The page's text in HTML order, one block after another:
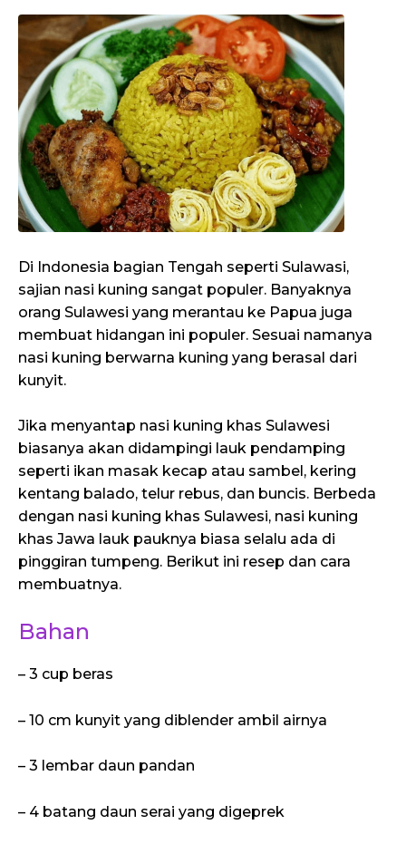
Di Indonesia bagian Tengah seperti Sulawasi,
sajian nasi kuning sangat populer. Banyaknya
orang Sulawesi yang merantau ke Papua juga
membuat hidangan ini populer. Sesuai namanya
nasi kuning berwarna kuning yang berasal dari
kunyit.
Jika menyantap nasi kuning khas Sulawesi
biasanya akan didampingi lauk pendamping
seperti ikan masak kecap atau sambel, kering
kentang balado, telur rebus, dan buncis. Berbeda
dengan nasi kuning khas Sulawesi, nasi kuning
khas Jawa lauk pauknya biasa selalu ada di
pinggiran tumpeng. Berikut ini resep dan cara
membuatnya.
Bahan
– 3 cup beras
– 10 cm kunyit yang diblender ambil airnya
– 3 lembar daun pandan
– 4 batang daun serai yang digeprek